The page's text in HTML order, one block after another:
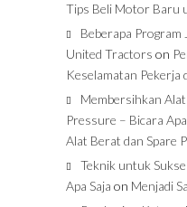
Tips Beli Motor Baru
Beberapa Program
United Tractors on
Keselamatan Pekerja
Membersihkan
Pressure – Bicara Apa
Alat Berat dan Spare
Teknik untuk
Apa Saja on Menjadi